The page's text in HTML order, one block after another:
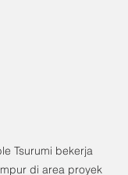
Tsurumi bekerja
di area proyek